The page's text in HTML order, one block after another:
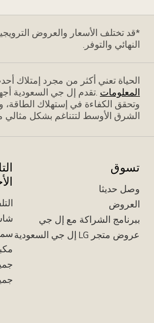
*قد تختلف الأسعار والعروض
النهائي والتوفر.
الحياة تعني أكثر من مجرد إمتلاك
المعلومات .تقدم إل جي السعودية
وتحقق الكفاءة في إستهلاك الطاقة،
الشرق الأوسط لتتناغم بشكل
تسوق
وصل حديثا
العروض
ببرنامج الشراكة مع إل جي
عروض متجر LG إل جي السعودية